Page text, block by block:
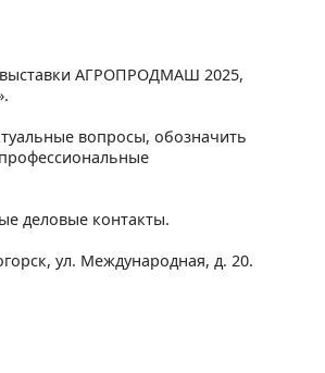
выставки АГРОПРОДМАШ 2025,
вопросы, обозначить
деловые контакты.
ул. Международная, д. 20.